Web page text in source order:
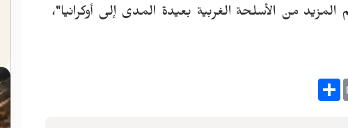
من الأسلحة الغربية بعيدة المدى إلى أوكرانيا"،
S
h